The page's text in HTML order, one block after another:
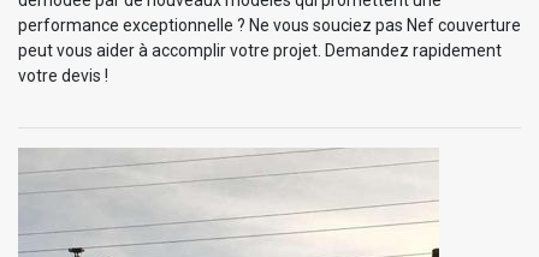
performance exceptionnelle ? Ne vous souciez pas Nef couverture
peut vous aider à accomplir votre projet. Demandez rapidement
votre devis !